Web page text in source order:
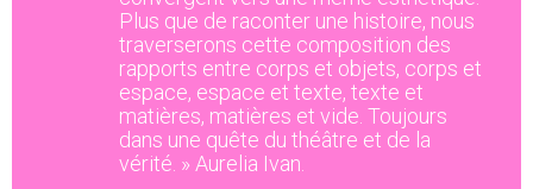
Plus que de raconter une histoire, nous
traverserons cette composition des
rapports entre corps et objets, corps et
espace, espace et texte, texte et
matières, matières et vide. Toujours
dans une quête du théâtre et de la
vérité. » Aurelia Ivan.